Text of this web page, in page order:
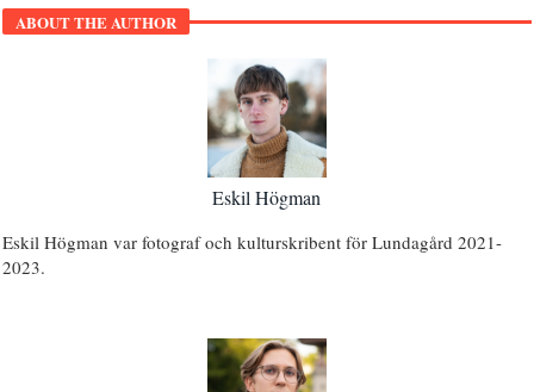
ABOUT THE AUTHOR
Eskil Högman
Eskil Högman var fotograf och kulturskribent för Lundagård 2021-
2023.